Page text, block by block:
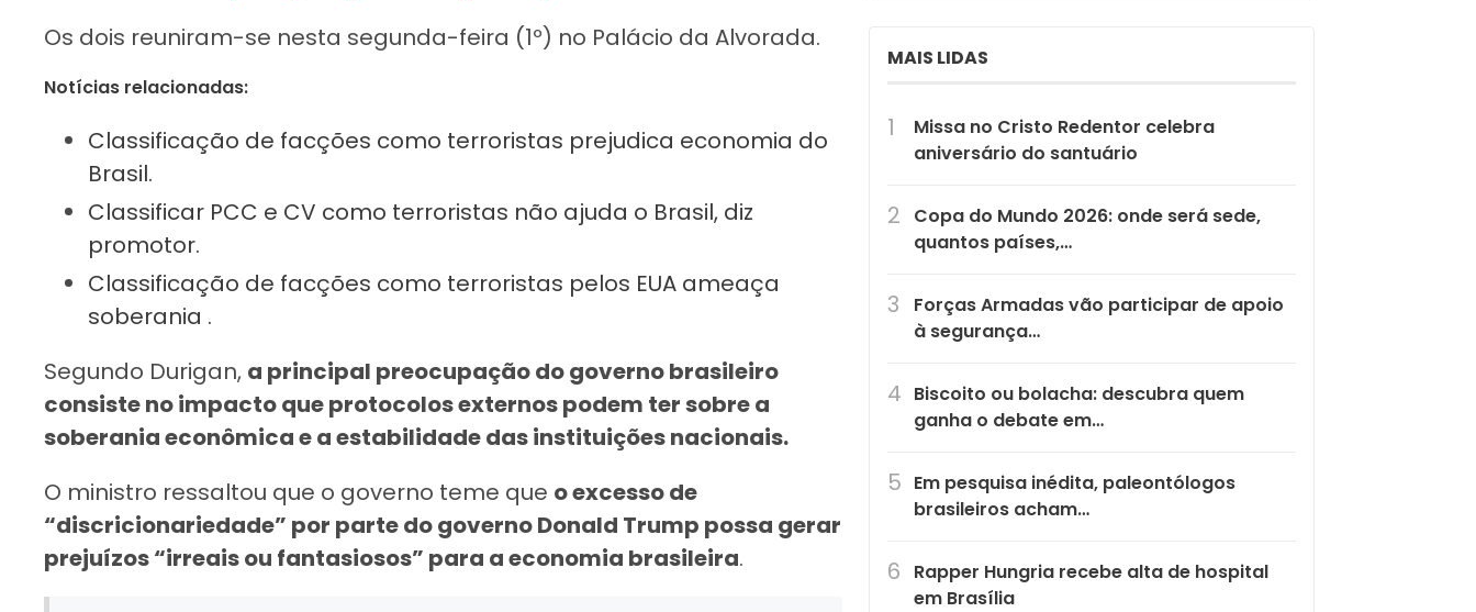
Os dois reuniram-se nesta segunda-feira (1º) no Palácio da Alvorada.
Notícias relacionadas:
Classificação de facções como terroristas prejudica economia do
Brasil.
Classificar PCC e CV como terroristas não ajuda o Brasil, diz
promotor.
Classificação de facções como terroristas pelos EUA ameaça
soberania .
Segundo Durigan, a principal preocupação do governo brasileiro
consiste no impacto que protocolos externos podem ter sobre a
soberania econômica e a estabilidade das instituições nacionais.
O ministro ressaltou que o governo teme que o excesso de
“discricionariedade” por parte do governo Donald Trump possa gerar
prejuízos “irreais ou fantasiosos” para a economia brasileira.
MAIS LIDAS
Missa no Cristo Redentor celebra
aniversário do santuário
Copa do Mundo 2026: onde será sede,
quantos países,…
Forças Armadas vão participar de apoio
à segurança…
Biscoito ou bolacha: descubra quem
ganha o debate em…
Em pesquisa inédita, paleontólogos
brasileiros acham…
Rapper Hungria recebe alta de hospital
em Brasília